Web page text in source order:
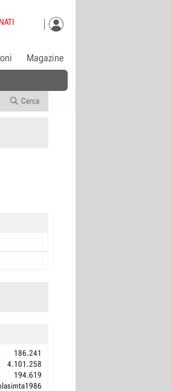
Magazine
Cerca
186.241
4.101.258
194.619